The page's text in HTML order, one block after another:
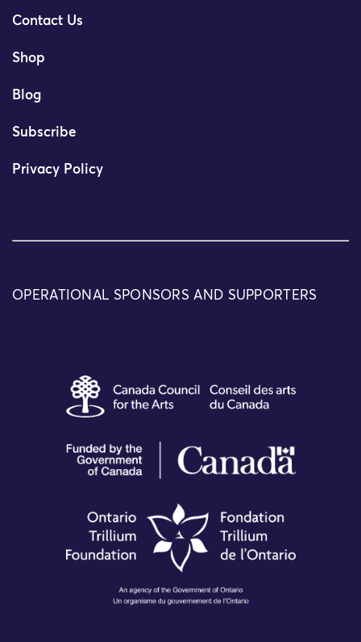
Contact Us
Shop
Blog
Subscribe
Privacy Policy
OPERATIONAL SPONSORS AND SUPPORTERS